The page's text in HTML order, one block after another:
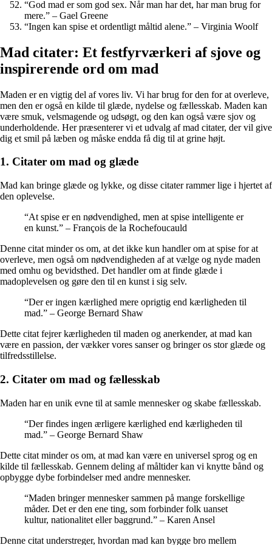
“God mad er som god sex. Når man har det, har man brug for
mere.” – Gael Greene
“Ingen kan spise et ordentligt måltid alene.” – Virginia Woolf
Mad citater: Et festfyrværkeri af sjove og
inspirerende ord om mad
Maden er en vigtig del af vores liv. Vi har brug for den for at overleve,
men den er også en kilde til glæde, nydelse og fællesskab. Maden kan
være smuk, velsmagende og udsøgt, og den kan også være sjov og
underholdende. Her præsenterer vi et udvalg af mad citater, der vil give
dig et smil på læben og måske endda få dig til at grine højt.
1. Citater om mad og glæde
Mad kan bringe glæde og lykke, og disse citater rammer lige i hjertet af
den oplevelse.
“At spise er en nødvendighed, men at spise intelligente er
en kunst.” – François de la Rochefoucauld
Denne citat minder os om, at det ikke kun handler om at spise for at
overleve, men også om nødvendigheden af at vælge og nyde maden
med omhu og bevidsthed. Det handler om at finde glæde i
madoplevelsen og gøre den til en kunst i sig selv.
“Der er ingen kærlighed mere oprigtig end kærligheden til
mad.” – George Bernard Shaw
Dette citat fejrer kærligheden til maden og anerkender, at mad kan
være en passion, der vækker vores sanser og bringer os stor glæde og
tilfredsstillelse.
2. Citater om mad og fællesskab
Maden har en unik evne til at samle mennesker og skabe fællesskab.
“Der findes ingen ærligere kærlighed end kærligheden til
mad.” – George Bernard Shaw
Dette citat minder os om, at mad kan være en universel sprog og en
kilde til fællesskab. Gennem deling af måltider kan vi knytte bånd og
opbygge dybe forbindelser med andre mennesker.
“Maden bringer mennesker sammen på mange forskellige
måder. Det er den ene ting, som forbinder folk uanset
kultur, nationalitet eller baggrund.” – Karen Ansel
Denne citat understreger, hvordan mad kan bygge bro mellem